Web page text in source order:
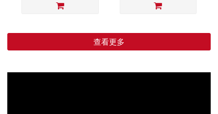
查看更多